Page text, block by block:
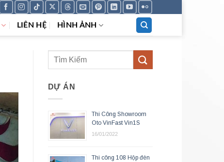
LIÊN HỆ HÌNH ẢNH
DỰ ÁN
Thi Công Showroom
Oto VinFast Vin1S
16/01/2022
Thi công 108 Hộp đèn